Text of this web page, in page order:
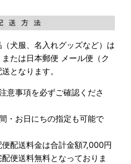
犬服、名入れグッズなど）は
たは日本郵便 メール便（ク
となります。
意事項を必ずご確認くださ
・お日にちの指定も可能で
配送料金は合計金額7,000円
便送料無料となっておりま